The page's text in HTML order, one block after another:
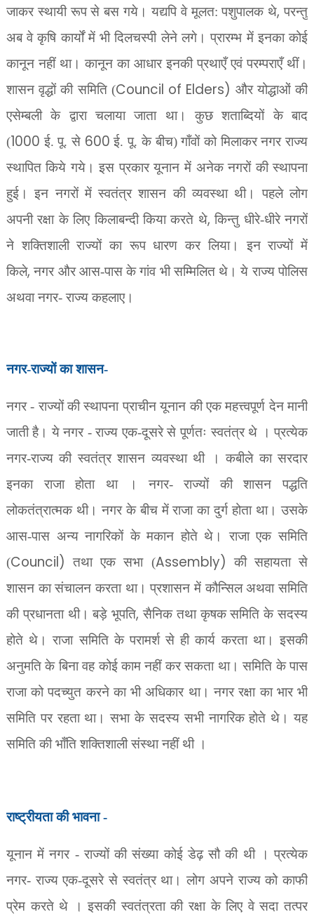
जाकर स्थायी रूप से बस गये। यद्यपि वे मूलत: पशुपालक थे,परन्तु
अब वे कृषि कार्यों में भी दिलचस्पी लेने लगे। प्रारम्भ में इनका कोई
कानून नहीं था। कानून का आधार इनकी प्रथाएँ एवं परम्पराएँ थीं।
शासन वृद्धों की समिति (Council of Elders) और योद्धाओं की
एसेम्बली के द्वारा चलाया जाता था। कुछ शताब्दियों के बाद
(1000 ई. पू. से 600 ई. पू. के बीच) गाँवों को मिलाकर नगर राज्य
स्थापित किये गये। इस प्रकार यूनान में अनेक नगरों की स्थापना
हुई। इन नगरों में स्वतंत्र शासन की व्यवस्था थी। पहले लोग
अपनीरक्षा के लिए किलाबन्दी किया करते थे,किन्तु धीरे-धीरे नगरों
ने शक्तिशाली राज्यों का रूप धारण कर लिया। इन राज्यों में
किले,नगर और आस-पास के गांव भी सम्मिलित थे। ये राज्य पोलिस
अथवा नगर- राज्य कहलाए।
नगर-राज्यों का शासन-
नगर - राज्यों की स्थापना प्राचीन यूनान की एक महत्त्वपूर्ण देन मानी
जाती है। ये नगर - राज्य एक-दूसरे से पूर्णतः स्वतंत्र थे । प्रत्येक
नगर-राज्य की स्वतंत्र शासन व्यवस्था थी । कबीले का सरदार
इनका राजा होता था । नगर- राज्यों की शासन पद्धति
लोकतंत्रात्मक थी। नगर के बीच में राजा का दुर्ग होता था। उसके
आस-पास अन्य नागरिकों के मकान होते थे। राजा एक समिति
(Council)तथा एक सभा (Assembly)
की सहायता से
शासन का संचालन करता था। प्रशासन में कौन्सिल अथवा समिति
की प्रधानता थी। बड़े भूपति, सैनिक तथा कृषक समिति के सदस्य
होते थे। राजा समिति के परामर्श से ही कार्य करता था। इसकी
अनुमति के बिना वह कोई काम नहीं कर सकता था। समिति के पास
राजा को पदच्युत करने का भी अधिकार था। नगर रक्षा का भार भी
समिति पर रहता था। सभा के सदस्य सभी नागरिक होते थे। यह
समिति की भाँति शक्तिशाली संस्था नहीं थी ।
राष्ट्रीयता की भावना -
यूनान में नगर - राज्यों की संख्या कोई डेढ़ सौ की थी । प्रत्येक
नगर- राज्य एक-दूसरे से स्वतंत्र था। लोग अपने राज्य को काफी
प्रेम करते थे । इसकी स्वतंत्रता की रक्षा के लिए वे सदा तत्पर